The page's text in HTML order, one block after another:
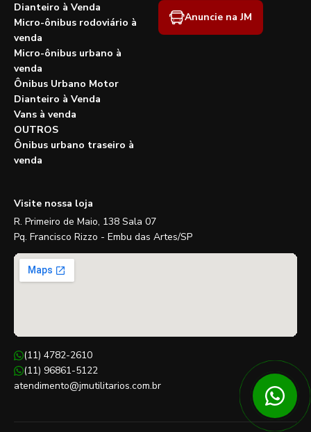
Dianteiro à Venda
Micro-ônibus rodoviário à
venda
Micro-ônibus urbano à
venda
Ônibus Urbano Motor
Dianteiro à Venda
Vans à venda
OUTROS
Ônibus urbano traseiro à
venda
Anuncie na JM
Visite nossa loja
R. Primeiro de Maio, 138 Sala 07
Pq. Francisco Rizzo - Embu das Artes/SP
(11) 4782-2610
(11) 96861-5122
atendimento@jmutilitarios.com.br